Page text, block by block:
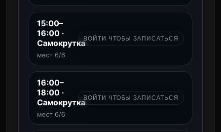
15:00–
16:00 ·
Самокрутка
мест 6/6
ВОЙТИ ЧТОБЫ ЗАПИСАТЬСЯ
16:00–
18:00 ·
Самокрутка
мест 6/6
ВОЙТИ ЧТОБЫ ЗАПИСАТЬСЯ